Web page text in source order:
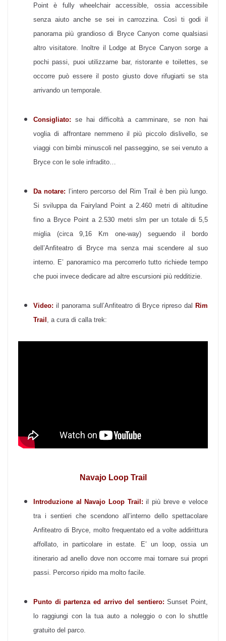
Point
è fully wheelchair accessible, ossia accessibile
senza aiuto anche se sei in carrozzina. Così ti godi il
panorama più grandioso di Bryce Canyon come qualsiasi
altro visitatore. Inoltre il Lodge at Bryce Canyon sorge a
pochi passi, puoi utilizzarne bar, ristorante e toilettes, se
occorre può essere il posto giusto dove rifugiarti se sta
arrivando un temporale.
Consigliato: se hai difficoltà a camminare, se non hai
voglia di affrontare nemmeno il più piccolo dislivello, se
viaggi con bimbi minuscoli nel passeggino, se sei venuto a
Bryce con le sole infradito…
Da notare: l’intero percorso del Rim Trail è ben più lungo.
Si sviluppa da Fairyland Point a 2.460 metri di altitudine
fino a Bryce Point a 2.530 metri slm per un totale di 5,5
miglia (circa 9,16 Km one-way) seguendo il bordo
dell’Anfiteatro di Bryce ma senza mai scendere al suo
interno. E’ panoramico ma percorrerlo tutto richiede tempo
che puoi invece dedicare ad altre escursioni più redditizie.
Video: il panorama sull’Anfiteatro di Bryce ripreso dal Rim
Trail , a cura di calla trek:
Navajo Loop Trail
Introduzione al Navajo Loop Trail: il più breve e veloce
tra i sentieri che scendono all’interno dello spettacolare
Anfiteatro di Bryce, molto frequentato ed a volte addirittura
affollato, in particolare in estate. E’ un loop, ossia un
itinerario ad anello dove non occorre mai tornare sui propri
passi. Percorso ripido ma molto facile.
Punto di partenza ed arrivo del sentiero: Sunset Point,
lo raggiungi con la tua auto a noleggio o con lo shuttle
gratuito del parco.